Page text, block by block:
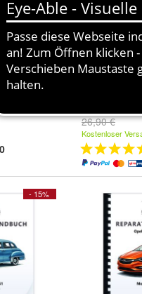
2003-2015
130-174
VW
2,4/2,5l
150PS
26,90 €
Kostenloser
- 15%